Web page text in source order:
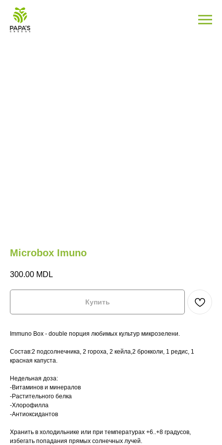
Microbox Imuno
300.00 MDL
Купить
Immuno Box - double порция любимых культур микрозелени.
Состав:2 подсолнечника, 2 гороха, 2 кейла,2 брокколи, 1 редис, 1
красная капуста.
Недельная доза:
-Витаминов и минералов
-Растительного белка
-Хлорофилла
-Антиоксидантов
Хранить в холодильнике или при температурах +6..+8 градусов,
избегать попадания прямых солнечных лучей.